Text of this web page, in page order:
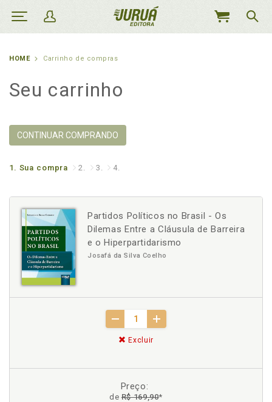
MEU
HOME Carrinho de compras
Seu carrinho
CONTINUAR COMPRANDO
1. Sua compra 2. 3. 4.
Partidos Políticos no Brasil - Os
Dilemas Entre a Cláusula de Barreira
e o Hiperpartidarismo
Josafá da Silva Coelho
Excluir
Preço:
deR$ 169,90*